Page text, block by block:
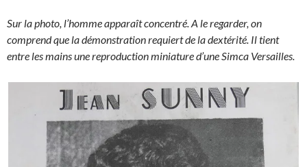
Sur la photo, l’homme apparaît concentré. A le regarder, on
comprend que la démonstration requiert de la dextérité. Il tient
entre les mains une reproduction miniature d’une Simca Versailles.